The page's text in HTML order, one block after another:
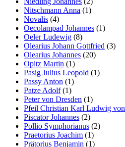
Nitschmann Anna (1)
Novalis (4)
Oecolampad Johannes (1)
Oeler Ludewig (8)
Olearius Johann Gottfried (3)
Olearius Johannes (20)
Opitz Martin (1)
Pasig Julius Leopold (1)
Passy Anton (1)
Patze Adolf(1)
Peter von Dresden (1)
Pfeil Christian Karl Ludwig von
Piscator Johannes (2)
Pollio Symphorianus (2)
Praetorius Joachim (1)
Prätorius Benjamin (1)